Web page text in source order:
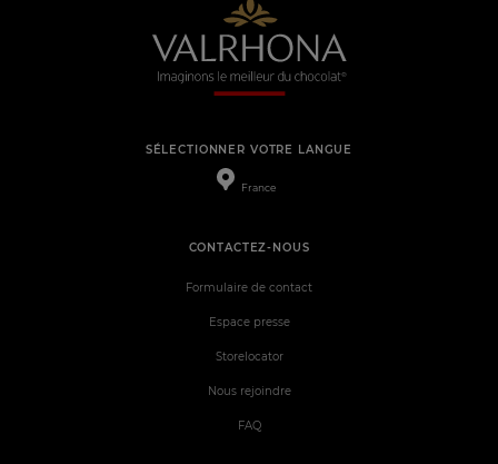
SÉLECTIONNER VOTRE LANGUE
France
CONTACTEZ-NOUS
Formulaire de contact
Espace presse
Storelocator
Nous rejoindre
FAQ